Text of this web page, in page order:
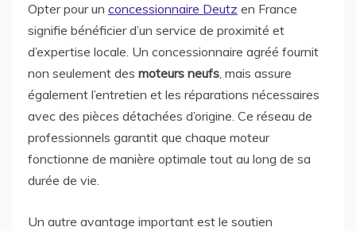
Opter pour un concessionnaire Deutz en France
signifie bénéficier d’un service de proximité et
d’expertise locale. Un concessionnaire agréé fournit
non seulement des moteurs neufs, mais assure
également l’entretien et les réparations nécessaires
avec des pièces détachées d’origine. Ce réseau de
professionnels garantit que chaque moteur
fonctionne de manière optimale tout au long de sa
durée de vie.
Un autre avantage important est le soutien